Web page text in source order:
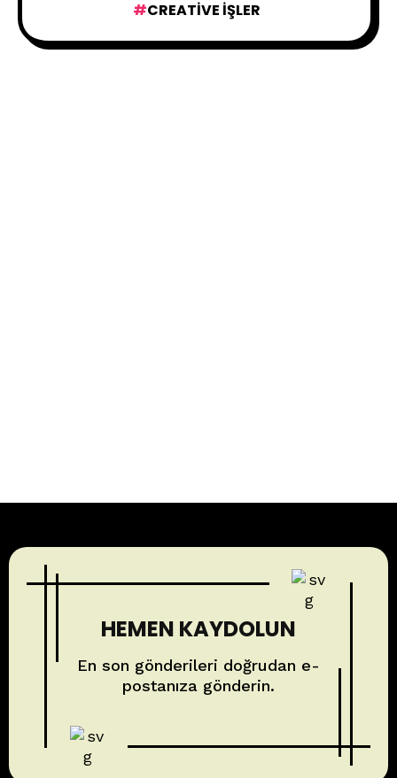
CREATIVE İŞLER
HEMEN KAYDOLUN
En son gönderileri doğrudan e-
postanıza gönderin.